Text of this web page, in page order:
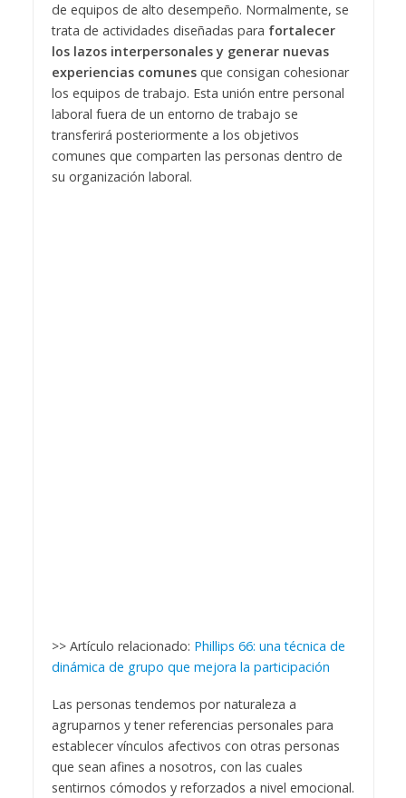
de equipos de alto desempeño. Normalmente, se
trata de actividades diseñadas para fortalecer
los lazos interpersonales y generar nuevas
experiencias comunesque consigan cohesionar
los equipos de trabajo. Esta unión entre personal
laboral fuera de un entorno de trabajo se
transferirá posteriormente a los objetivos
comunes que comparten las personas dentro de
su organización laboral.
>> Artículo relacionado: Phillips 66: una técnica de
dinámica de grupo que mejora la participación
Las personas tendemos por naturaleza a
agruparnos y tener referencias personales para
establecer vínculos afectivos con otras personas
que sean afines a nosotros, con las cuales
sentirnos cómodos y reforzados a nivel emocional.